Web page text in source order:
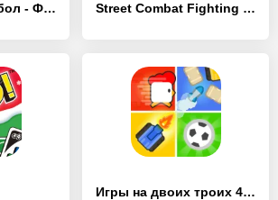
Кукольный футбол - Футбол Street Combat Fighting – Kung Fu Attack 4
Игры на двоих троих 4 игрока